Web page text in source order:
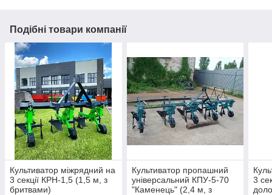
Подібні товари компанії
Культиватор міжрядний на
3 секції КРН-1,5 (1,5 м, з
бритвами)
Культиватор пропашний
універсальний КПУ-5-70
"Каменець" (2,4 м, з
3